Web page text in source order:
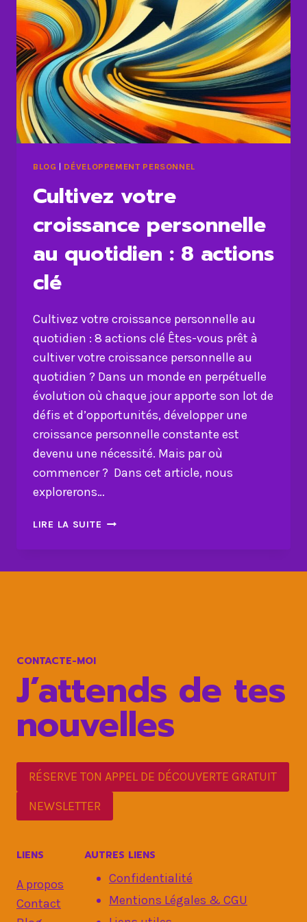
BLOG | DÉVELOPPEMENT PERSONNEL
Cultivez votre
croissance personnelle
au quotidien : 8 actions
clé
Cultivez votre croissance personnelle au
quotidien : 8 actions clé Êtes-vous prêt à
cultiver votre croissance personnelle au
quotidien ? Dans un monde en perpétuelle
évolution où chaque jour apporte son lot de
défis et d’opportunités, développer une
croissance personnelle constante est
devenu une nécessité. Mais par où
commencer ? Dans cet article, nous
explorerons…
LIRE LA SUITE CULTIVEZ
CONTACTE-MOI
J’attends de tes
nouvelles
RÉSERVE TON APPEL DE DÉCOUVERTE GRATUIT
NEWSLETTER
LIENS
A propos
Contact
AUTRES LIENS
Confidentialité
Mentions Légales & CGU